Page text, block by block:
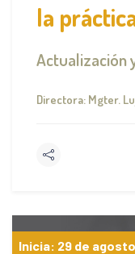
la
Actualización
Directora: Mgter.
Inicia: 29 de